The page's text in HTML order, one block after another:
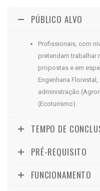
PÚBLICO ALVO
Profissionais, com
pretendam trabalhar
propostas e em
Engenharia
administração
(Ecoturismo).
TEMPO DE
PRÉ-REQUISITO
FUNCIONAMENTO